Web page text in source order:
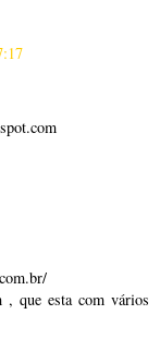
, que esta com vários